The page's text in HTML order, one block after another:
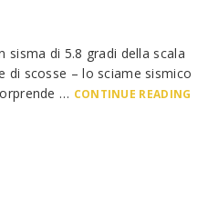
sisma di 5.8 gradi della scala
di scosse – lo sciame sismico
… CONTINUE READING